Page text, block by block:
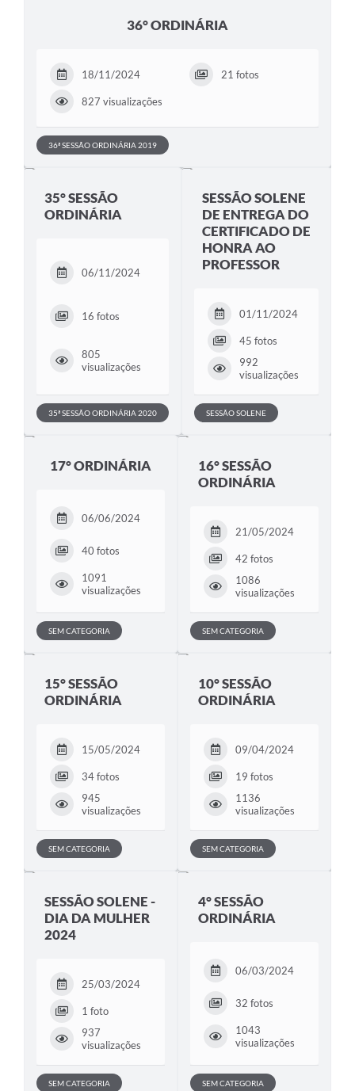
Jornal Histórico
Portarias
Parlamento Jovem
TV Câmara
Proposituras
Galeria de Presidentes
Mesa Diretora
Ouvidoria
Contas Públicas
Telefones Úteis
Notícias
36° ORDINÁRIA
18/11/2024 21 fotos
827 visualizações
36ª SESSÃO ORDINÁRIA 2019
35° SESSÃO
ORDINÁRIA
06/11/2024
16 fotos
805
visualizações
35ª SESSÃO ORDINÁRIA 2020
SESSÃO SOLENE
DE ENTREGA DO
CERTIFICADO DE
HONRA AO
PROFESSOR
01/11/2024
45 fotos
992
visualizações
SESSÃO SOLENE
17° ORDINÁRIA
06/06/2024
40 fotos
1091
visualizações
SEM CATEGORIA
16° SESSÃO
ORDINÁRIA
21/05/2024
42 fotos
1086
visualizações
SEM CATEGORIA
15° SESSÃO
ORDINÁRIA
15/05/2024
34 fotos
945
visualizações
SEM CATEGORIA
10° SESSÃO
ORDINÁRIA
09/04/2024
19 fotos
1136
visualizações
SEM CATEGORIA
SESSÃO SOLENE -
DIA DA MULHER
2024
25/03/2024
1 foto
937
visualizações
SEM CATEGORIA
4° SESSÃO
ORDINÁRIA
06/03/2024
32 fotos
1043
visualizações
SEM CATEGORIA